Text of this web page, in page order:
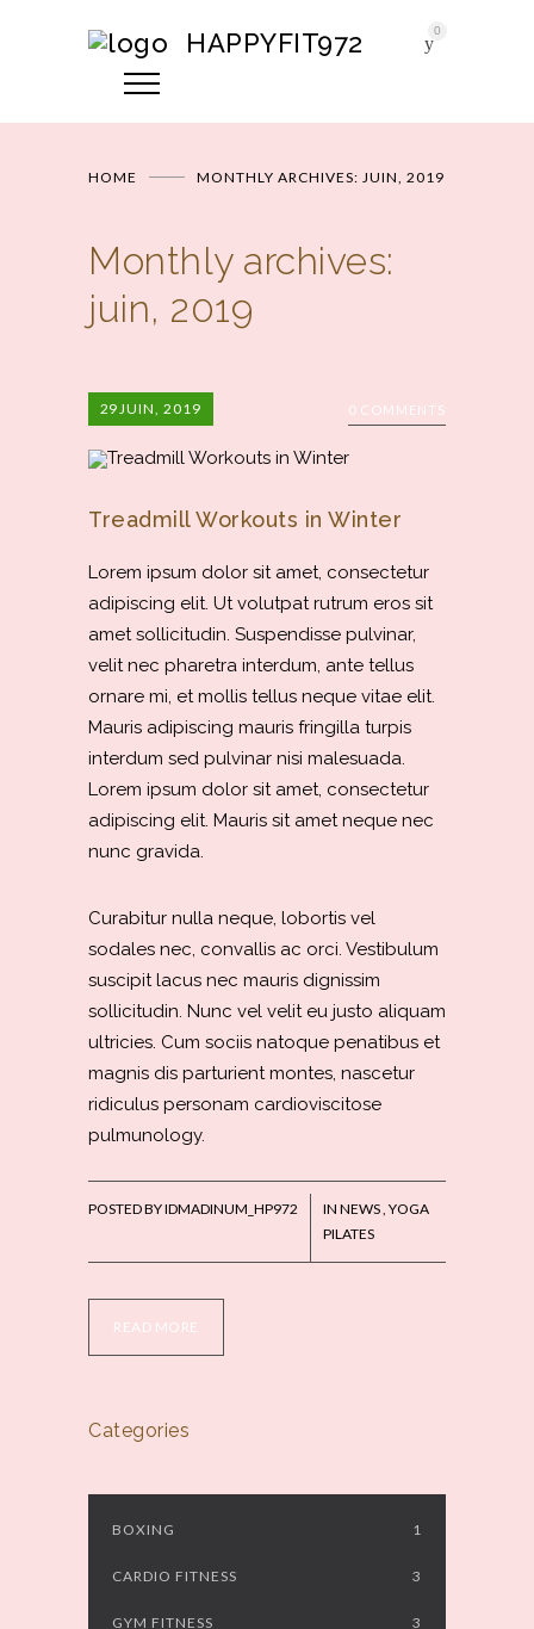
HAPPYFIT972 0
HOME MONTHLY ARCHIVES: JUIN, 2019
Monthly archives:
juin, 2019
29 JUIN, 2019 0 COMMENTS
Treadmill Workouts in Winter
Lorem ipsum dolor sit amet, consectetur
adipiscing elit. Ut volutpat rutrum eros sit
amet sollicitudin. Suspendisse pulvinar,
velit nec pharetra interdum, ante tellus
ornare mi, et mollis tellus neque vitae elit.
Mauris adipiscing mauris fringilla turpis
interdum sed pulvinar nisi malesuada.
Lorem ipsum dolor sit amet, consectetur
adipiscing elit. Mauris sit amet neque nec
nunc gravida.
Curabitur nulla neque, lobortis vel
sodales nec, convallis ac orci. Vestibulum
suscipit lacus nec mauris dignissim
sollicitudin. Nunc vel velit eu justo aliquam
ultricies. Cum sociis natoque penatibus et
magnis dis parturient montes, nascetur
ridiculus personam cardioviscitose
pulmunology.
READ MORE
POSTED BYIDMADINUM_HP972 IN NEWS YOGA
PILATES
Categories
BOXING 1
CARDIO FITNESS 3
GYM FITNESS 3